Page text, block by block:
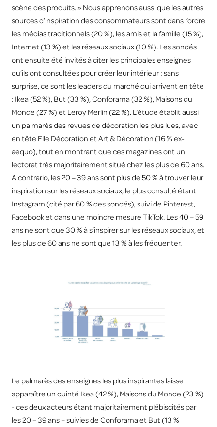
scène des produits. » Nous apprenons aussi que les autres
sources d’inspiration des consommateurs sont dans l’ordre
les médias traditionnels (20 %), les amis et la famille (15 %),
Internet (13 %) et les réseaux sociaux (10 %). Les sondés
ont ensuite été invités à citer les principales enseignes
qu’ils ont consultées pour créer leur intérieur : sans
surprise, ce sont les leaders du marché qui arrivent en tête
: Ikea (52 %), But (33 %), Conforama (32 %), Maisons du
Monde (27 %) et Leroy Merlin (22 %). L’étude établit aussi
un palmarès des revues de décoration les plus lues, avec
en tête Elle Décoration et Art & Décoration (16 % ex-
aequo), tout en montrant que ces magazines ont un
lectorat très majoritairement situé chez les plus de 60 ans.
A contrario, les 20 – 39 ans sont plus de 50 % à trouver leur
inspiration sur les réseaux sociaux, le plus consulté étant
Instagram (cité par 60 % des sondés), suivi de Pinterest,
Facebook et dans une moindre mesure TikTok. Les 40 – 59
ans ne sont que 30 % à s’inspirer sur les réseaux sociaux, et
les plus de 60 ans ne sont que 13 % à les fréquenter.
Le palmarès des enseignes les plus inspirantes laisse
apparaître un quinté Ikea (42 %), Maisons du Monde (23 %)
- ces deux acteurs étant majoritairement plébiscités par
les 20 – 39 ans – suivies de Conforama et But (13 %